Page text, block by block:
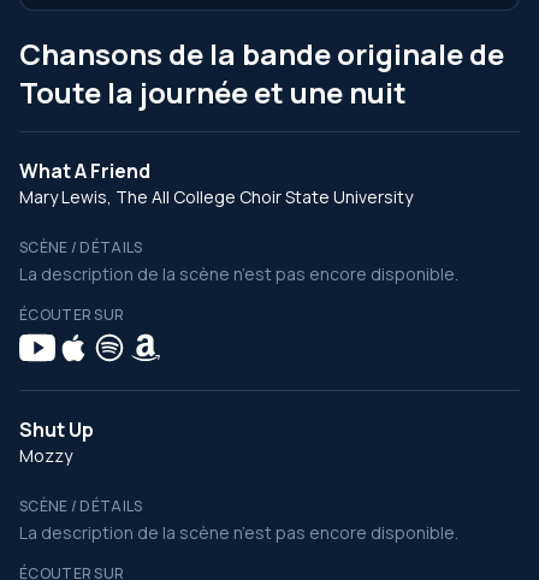
Chansons de la bande originale de
Toute la journée et une nuit
What A Friend
Mary Lewis, The All College Choir State University
SCÈNE / DÉTAILS
La description de la scène n’est pas encore disponible.
ÉCOUTER SUR
Shut Up
Mozzy
SCÈNE / DÉTAILS
La description de la scène n’est pas encore disponible.
ÉCOUTER SUR